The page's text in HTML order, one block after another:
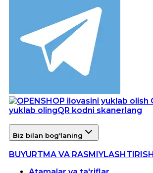
yuklab olingQR kodni skanerlang
Biz bilan bog'laning
BUYURTMA VA RASMIYLASHTIRISH